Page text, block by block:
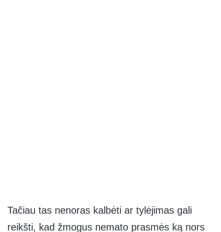
Tačiau tas nenoras kalbėti ar tylėjimas gali
reikšti, kad žmogus nemato prasmės ką nors